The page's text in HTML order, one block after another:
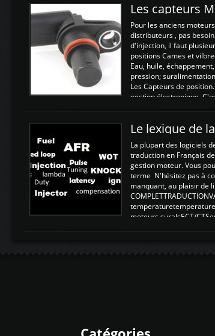
Les capteurs
Pour les anciens
distributeurs , pas
d'injection, il faut
positions Cames et
Eau, huile,
pression;
Les Capteurs de
gestion électronique.
Le lexique de
La plupart des logiciels
traduction en Français
gestion moteur. Vous
terme N'hésitez pas à
manquant, au plaisir de
moteurs suralsECT/